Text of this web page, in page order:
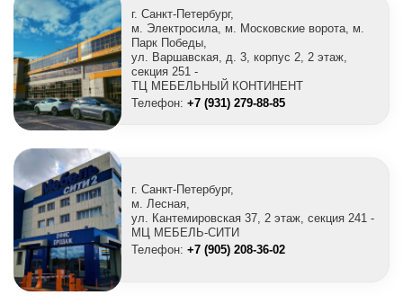
г. Санкт-Петербург,
м. Электросила, м. Московские ворота, м.
Парк Победы,
ул. Варшавская, д. 3, корпус 2, 2 этаж,
секция 251 -
ТЦ МЕБЕЛЬНЫЙ КОНТИНЕНТ
Телефон: +7 (931) 279-88-85
г. Санкт-Петербург,
м. Лесная,
ул. Кантемировская 37, 2 этаж, секция 241 -
МЦ МЕБЕЛЬ-СИТИ
Телефон: +7 (905) 208-36-02